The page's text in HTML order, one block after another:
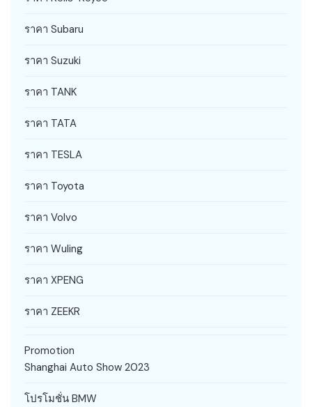
ราคา Subaru
ราคา Suzuki
ราคา TANK
ราคา TATA
ราคา TESLA
ราคา Toyota
ราคา Volvo
ราคา Wuling
ราคา XPENG
ราคา ZEEKR
Promotion
Shanghai Auto Show 2023
โปรโมชั่น BMW